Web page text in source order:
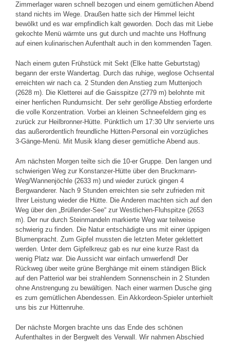
Zimmerlager waren schnell bezogen und einem gemütlichen Abend
stand nichts im Wege. Draußen hatte sich der Himmel leicht
bewölkt und es war empfindlich kalt geworden. Doch das mit Liebe
gekochte Menü wärmte uns gut durch und machte uns Hoffnung
auf einen kulinarischen Aufenthalt auch in den kommenden Tagen.
Nach einem guten Frühstück mit Sekt (Elke hatte Geburtstag)
begann der erste Wandertag. Durch das ruhige, weglose Ochsental
erreichten wir nach ca. 2 Stunden den Anstieg zum Muttenjoch
(2628 m). Die Kletterei auf die Gaisspitze (2779 m) belohnte mit
einer herrlichen Rundumsicht. Der sehr geröllige Abstieg erforderte
die volle Konzentration. Vorbei an kleinen Schneefeldern ging es
zurück zur Heilbronner-Hütte. Pünktlich um 17:30 Uhr servierte uns
das außerordentlich freundliche Hütten-Personal ein vorzügliches
3-Gänge-Menü. Mit Musik klang dieser gemütliche Abend aus.
Am nächsten Morgen teilte sich die 10-er Gruppe. Den langen und
schwierigen Weg zur Konstanzer-Hütte über den Bruckmann-
Weg/Wannenjöchle (2633 m) und wieder zurück gingen 4
Bergwanderer. Nach 9 Stunden erreichten sie sehr zufrieden mit
Ihrer Leistung wieder die Hütte. Die Anderen machten sich auf den
Weg über den „Brüllender-See“ zur Westlichen-Fluhspitze (2653
m). Der nur durch Steinmandeln markierte Weg war teilweise
schwierig zu finden. Die Natur entschädigte uns mit einer üppigen
Blumenpracht. Zum Gipfel mussten die letzten Meter geklettert
werden. Unter dem Gipfelkreuz gab es nur eine kurze Rast da
wenig Platz war. Die Aussicht war einfach umwerfend! Der
Rückweg über weite grüne Berghänge mit einem ständigen Blick
auf den Patteriol war bei strahlendem Sonnenschein in 2 Stunden
ohne Anstrengung zu bewältigen. Nach einer warmen Dusche ging
es zum gemütlichen Abendessen. Ein Akkordeon-Spieler unterhielt
uns bis zur Hüttenruhe.
Der nächste Morgen brachte uns das Ende des schönen
Aufenthaltes in der Bergwelt des Verwall. Wir nahmen Abschied